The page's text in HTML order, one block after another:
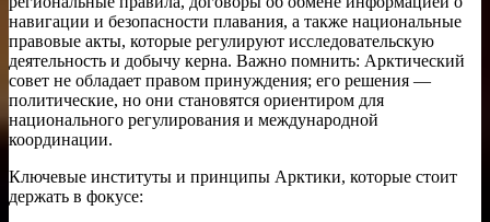
навигации и безопасности плавания, а также национальные
правовые акты, которые регулируют исследовательскую
деятельность и добычу керна. Важно помнить: Арктический
совет не обладает правом принуждения; его решения —
политические, но они становятся ориентиром для
национального регулирования и международной
координации.
Ключевые институты и принципы Арктики, которые стоит
держать в фокусе: